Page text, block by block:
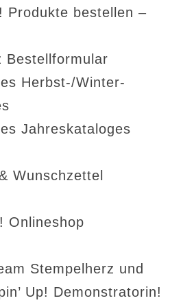
Produkte bestellen –
Bestellformular
Herbst-/Winter-
Jahreskataloges
Wunschzettel
Onlineshop
Stempelherz und
Up! Demonstratorin!